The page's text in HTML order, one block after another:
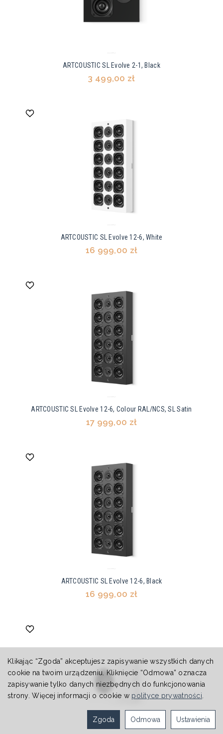
ARTCOUSTIC SL Evolve 2-1, Black
3 499,00 zł
ARTCOUSTIC SL Evolve 12-6, White
16 999,00 zł
ARTCOUSTIC SL Evolve 12-6, Colour RAL/NCS, SL Satin
17 999,00 zł
ARTCOUSTIC SL Evolve 12-6, Black
16 999,00 zł
Klikając “Zgoda” akceptujesz zapisywanie wszystkich danych
cookie na twoim urządzeniu. Kliknięcie “Odmowa” oznacza
zapisywanie tylko danych niezbędnych do funkcjonowania
strony. Więcej informacji o cookie w polityce prywatności
Ustawienia
Odmowa
Zgoda